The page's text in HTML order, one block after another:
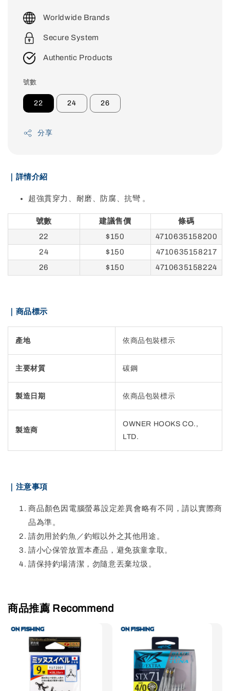
price
Worldwide Brands
Secure System
Authentic Products
號數
22 24 26
分享
｜詳情介紹
超強貫穿力、耐磨、防腐、抗彎 。
號數 建議售價
條碼
22
$150
4710635158200
24
$150
4710635158217
26
$150 4710635158224
｜商品標示
產地 依商品包裝標示
主要材質 碳鋼
製造日期 依商品包裝標示
製造商
OWNER HOOKS CO.,
LTD.
｜注意事項
商品顏色因電腦螢幕設定差異會略有不同，請以實際商
品為準。
請勿用於釣魚／釣蝦以外之其他用途。
請小心保管放置本產品，避免孩童拿取。
請保持釣場清潔，勿隨意丟棄垃圾。
商品推薦 Recommend